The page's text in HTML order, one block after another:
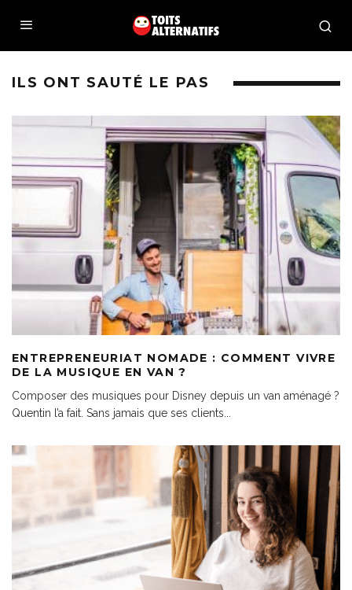
ILS ONT SAUTÉ LE PAS
ENTREPRENEURIAT NOMADE : COMMENT VIVRE
DE LA MUSIQUE EN VAN ?
Composer des musiques pour Disney depuis un van aménagé ?
Quentin l’a fait. Sans jamais que ses clients